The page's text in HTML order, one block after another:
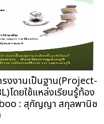
งงานเป็นฐาน(Project-
โดยใช้แหล่งเรียนรู้ท้อง
: สุกัญญา สกุลพานิช